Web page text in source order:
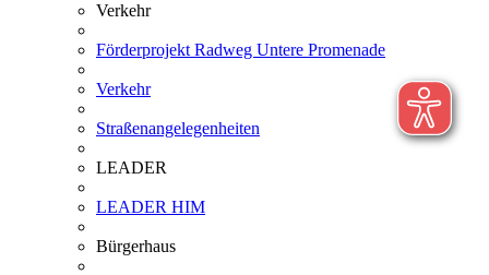
Verkehr
Förderprojekt Radweg Untere Promenade
Verkehr
Straßenangelegenheiten
LEADER
LEADER HIM
Bürgerhaus